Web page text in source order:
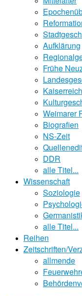
Aufklärung
Frühe
Kaiserreich
Weimarer
Biografien
NS-Zeit
DDR
alle Titel...
Wissenschaft
Soziologie
alle Titel...
Reihen
Zeitschriften/
allmende